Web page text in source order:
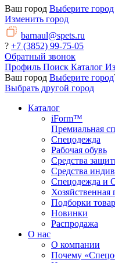
Ваш город Выберите город
Изменить город
barnaul@spets.ru
? +7 (3852) 99-75-05
Обратный звонок
Профиль Поиск Каталог
Ваш город Выберите город
Выбрать другой город
Каталог
iForm™
Премиальная
Спецодежда
Рабочая обувь
Средства
Средства
Спецодежда
Хозяйственная
Подборки
Новинки
Распродажа
О нас
О компании
Почему